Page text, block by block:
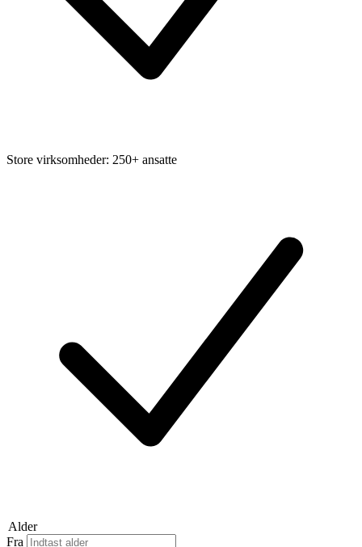
Store virksomheder: 250+ ansatte
Alder
Fra